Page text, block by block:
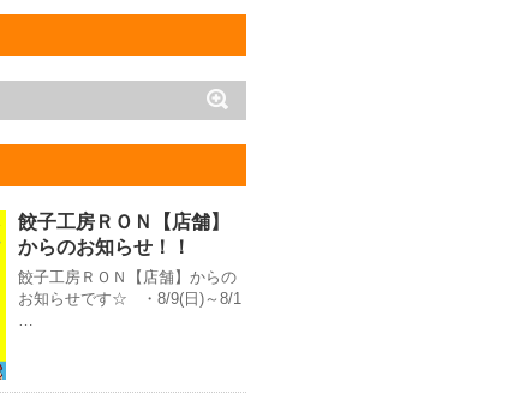
餃子工房ＲＯＮ【店舗】
からのお知らせ！！
餃子工房ＲＯＮ【店舗】からの
お知らせです☆ ・8/9(日)～8/1
…